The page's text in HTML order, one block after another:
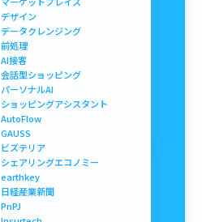
デザイン
データクレンジング
前処理
AI接客
会話型ショッピング
パーソナルAI
ショッピングアシスタント
AutoFlow
GAUSS
ビズテリア
シェアリングエコノミー
earthkey
日経産業新聞
PnPJ